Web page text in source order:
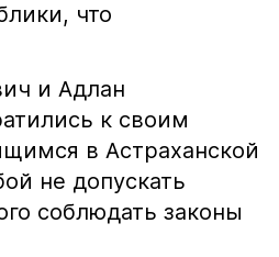
что
и Адлан
к своим
в Астраханской
не допускать
соблюдать законы